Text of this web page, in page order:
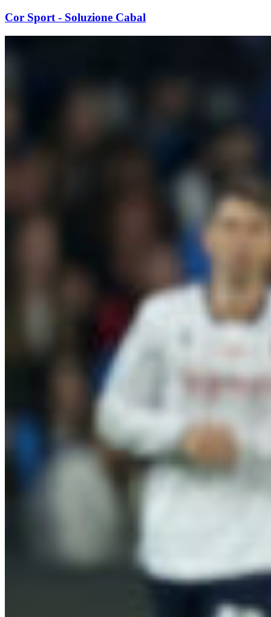
Cor Sport - Soluzione Cabal